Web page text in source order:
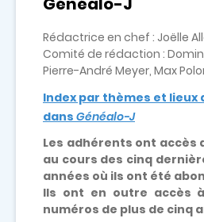
Rédactrice en chef : Joëlle
Comité de rédaction :
Pierre-André Meyer, Max
Index par thèmes et lieux
dans Généalo-J
Les adhérents ont accès
au cours des cinq
années où ils ont été
Ils ont en outre accès
numéros de plus de cinq